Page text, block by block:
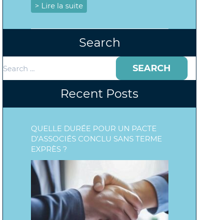
> Lire la suite
Search
for:
Recent Posts
QUELLE DURÉE POUR UN PACTE
D’ASSOCIÉS CONCLU SANS TERME
EXPRÈS ?